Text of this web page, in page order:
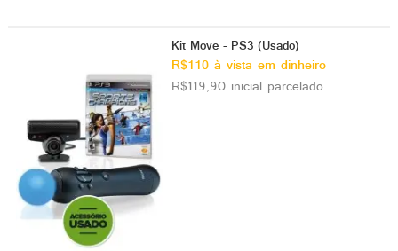
Kit Move - PS3 (Usado)
R$110 à vista em dinheiro
R$119,90 inicial parcelado